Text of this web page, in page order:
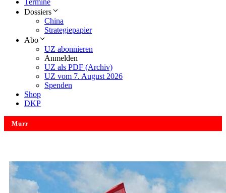
Termine
Dossiers
China
Strategiepapier
Abo
UZ abonnieren
Anmelden
UZ als PDF (Archiv)
UZ vom 7. August 2026
Spenden
Shop
DKP
Murr